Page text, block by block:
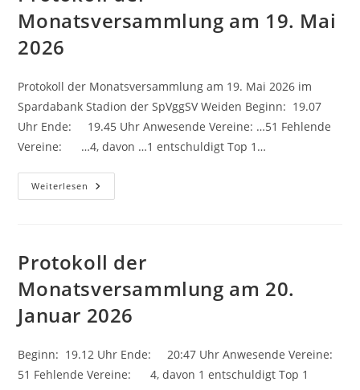
Monatsversammlung am 19. Mai
2026
Protokoll der Monatsversammlung am 19. Mai 2026 im
Spardabank Stadion der SpVggSV Weiden Beginn: 19.07
Uhr Ende: 19.45 Uhr Anwesende Vereine: …51 Fehlende
Vereine: …4, davon …1 entschuldigt Top 1…
Weiterlesen Protokoll
Der
2026
Protokoll der
Monatsversammlung am 20.
Januar 2026
Beginn: 19.12 Uhr Ende: 20:47 Uhr Anwesende Vereine:
51 Fehlende Vereine: 4, davon 1 entschuldigt Top 1